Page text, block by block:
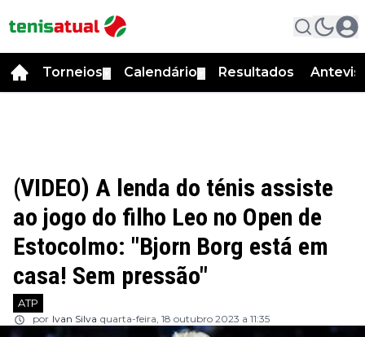
Torneios Calendário Resultados
(VIDEO) A lenda do ténis assiste
ao jogo do filho Leo no Open de
Estocolmo: "Bjorn Borg está em
casa! Sem pressão"
ATP
por Ivan Silva quarta-feira, 18 outubro 2023 a 11:35